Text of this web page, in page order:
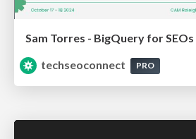
Sam Torres - BigQuery for SEOs
techseoconnect
PRO